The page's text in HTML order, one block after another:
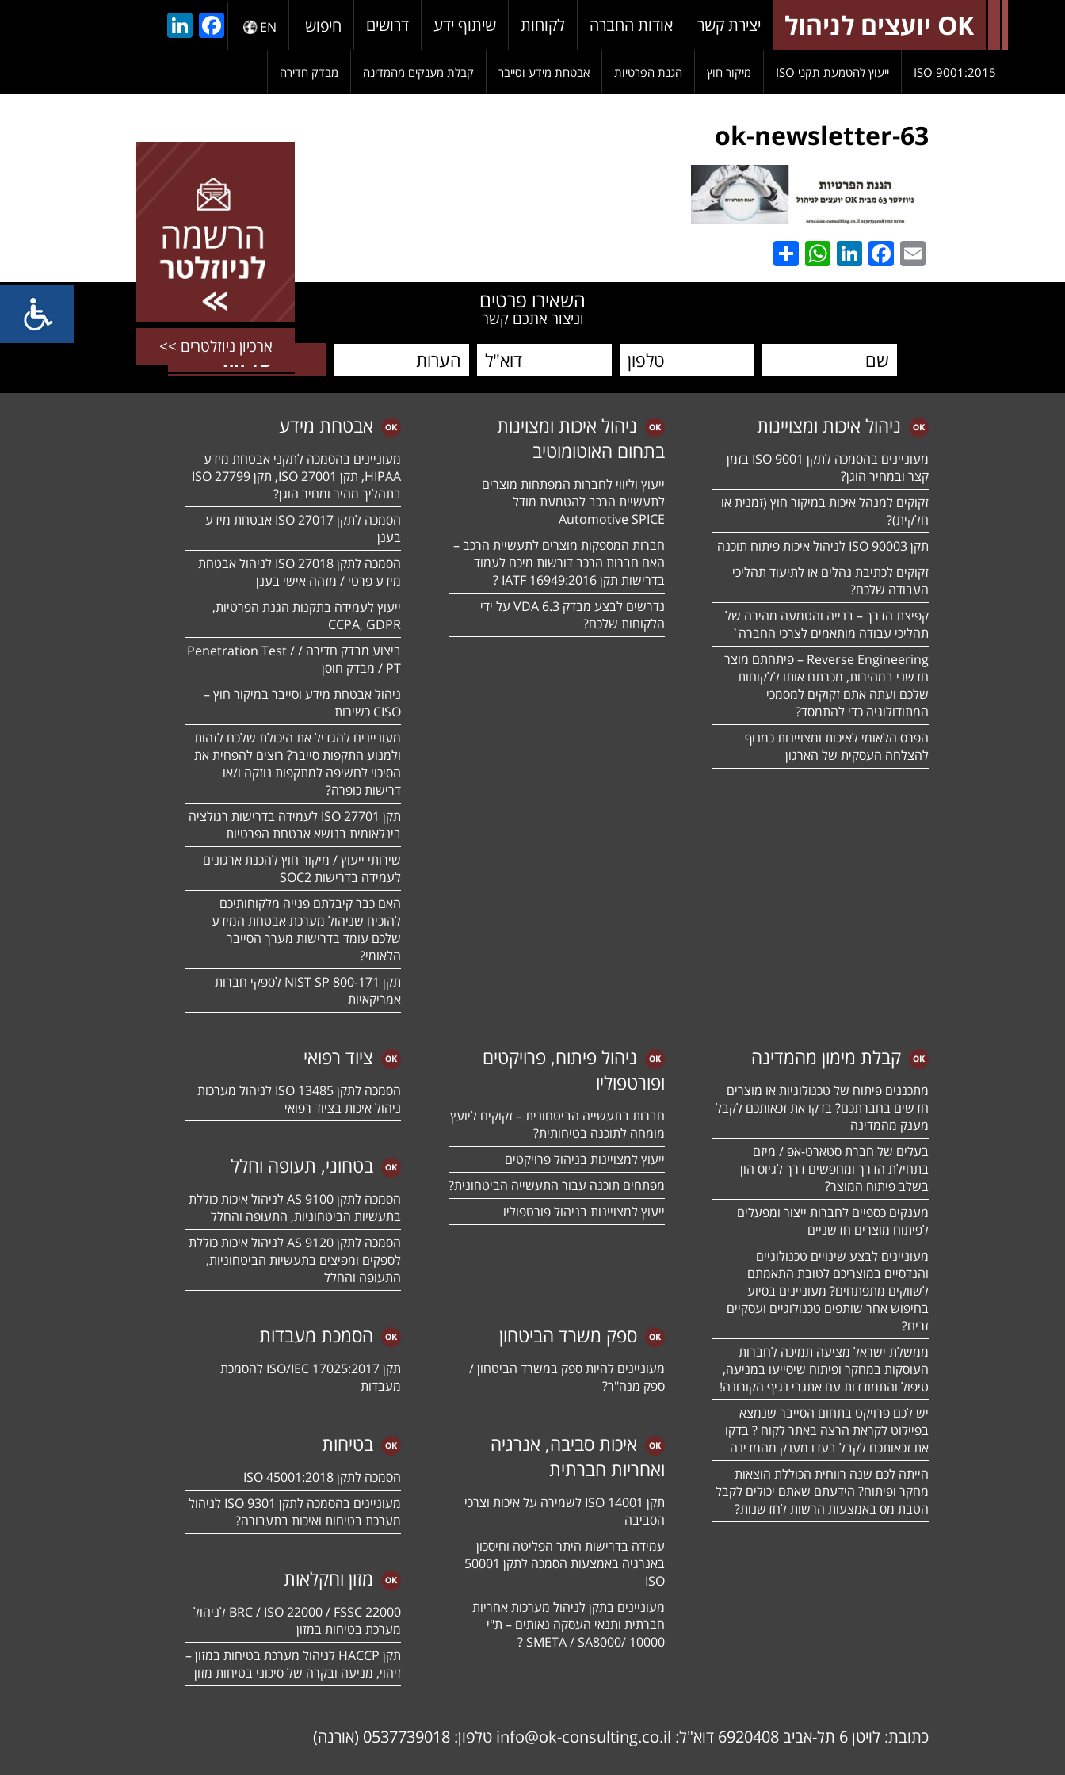
OK יועצים לניהול יצירת קשר אודות החברה לקוחות שיתוף ידע דרושים חיפוש EN
Facebook
9001:2015 ISO ייעוץ להטמעת תקני ISO מיקור חוץ הגנת הפרטיות אבטחת מידע וסייבר קבלת מענקים מהמדינה מבדק חדירה
ok-newsletter-63
Email
Facebook
LinkedIn
WhatsApp
ארכיון ניוזלטרים >>
השאירו פרטים
וניצור אתכם קשר
ניהול איכות ומצויינות
מעוניינים בהסמכה לתקן ISO 9001 בזמן
קצר ובמחיר הוגן?
זקוקים למנהל איכות במיקור חוץ (זמנית או
חלקית)?
תקן ISO 90003 לניהול איכות פיתוח תוכנה
זקוקים לכתיבת נהלים או לתיעוד תהליכי
העבודה שלכם?
קפיצת הדרך – בנייה והטמעה מהירה של
תהליכי עבודה מותאמים לצרכי החברה`
Reverse Engineering – פיתחתם מוצר
חדשני במהירות, מכרתם אותו ללקוחות
שלכם ועתה אתם זקוקים למסמכי
המתודולוגיה כדי להתמסד?
הפרס הלאומי לאיכות ומצויינות כמנוף
להצלחה העסקית של הארגון
ניהול איכות ומצוינות
בתחום האוטומוטיב
ייעוץ וליווי לחברות המפתחות מוצרים
לתעשיית הרכב להטמעת מודל
Automotive SPICE
חברות המספקות מוצרים לתעשיית הרכב –
האם חברות הרכב דורשות מיכם לעמוד
בדרישות תקן 16949:2016 IATF ?
נדרשים לבצע מבדק VDA 6.3 על ידי
הלקוחות שלכם?
אבטחת מידע
מעוניינים בהסמכה לתקני אבטחת מידע
בתהליך מהיר ומחיר הוגן?
הסמכה לתקן 27017 ISO אבטחת מידע
בענן
הסמכה לתקן ISO 27018 לניהול אבטחת
מידע פרטי / מזהה אישי בענן
ייעוץ לעמידה בתקנות הגנת הפרטיות,
CCPA, GDPR
ביצוע מבדק חדירה / Penetration Test /
PT / מבדק חוסן
ניהול אבטחת מידע וסייבר במיקור חוץ –
CISO כשירות
מעוניינים להגדיל את היכולת שלכם לזהות
ולמנוע התקפות סייבר? רוצים להפחית את
הסיכוי לחשיפה למתקפות נוזקה ו/או
דרישות כופרה?
תקן 27701 ISO לעמידה בדרישות רגולציה
בינלאומית בנושא אבטחת הפרטיות
שירותי ייעוץ / מיקור חוץ להכנת ארגונים
לעמידה בדרישות SOC2
האם כבר קיבלתם פנייה מלקוחותיכם
להוכיח שניהול מערכת אבטחת המידע
שלכם עומד בדרישות מערך הסייבר
הלאומי?
תקן NIST SP 800-171 לספקי חברות
אמריקאיות
קבלת מימון מהמדינה
מתכננים פיתוח של טכנולוגיות או מוצרים
חדשים בחברתכם? בדקו את זכאותכם לקבל
מענק מהמדינה
בעלים של חברת סטארט-אפ / מיזם
בתחילת הדרך ומחפשים דרך לגיוס הון
בשלב פיתוח המוצר?
מענקים כספיים לחברות ייצור ומפעלים
לפיתוח מוצרים חדשניים
מעוניינים לבצע שינויים טכנולוגיים
והנדסיים במוצריכם לטובת התאמתם
לשווקים מתפתחים? מעוניינים בסיוע
בחיפוש אחר שותפים טכנולוגיים ועסקיים
זרים?
ממשלת ישראל מציעה תמיכה לחברות
העוסקות במחקר ופיתוח שיסייעו במניעה,
טיפול והתמודדות עם אתגרי נגיף הקורונה!
יש לכם פרויקט בתחום הסייבר שנמצא
בפיילוט לקראת הרצה באתר לקוח ? בדקו
את זכאותכם לקבל בעדו מענק מהמדינה
הייתה לכם שנה רווחית הכוללת הוצאות
מחקר ופיתוח? הידעתם שאתם יכולים לקבל
הטבת מס באמצעות הרשות לחדשנות?
ניהול פיתוח, פרויקטים
ופורטפוליו
חברות בתעשייה הביטחונית – זקוקים ליועץ
מומחה לתוכנה בטיחותית?
ייעוץ למצויינות בניהול פרויקטים
מפתחים תוכנה עבור התעשייה הביטחונית?
ייעוץ למצויינות בניהול פורטפוליו
ציוד רפואי
הסמכה לתקן 13485 ISO לניהול מערכות
ניהול איכות בציוד רפואי
בטחוני, תעופה וחלל
הסמכה לתקן 9100 AS לניהול איכות כוללת
בתעשיות הביטחוניות, התעופה והחלל
הסמכה לתקן 9120 AS לניהול איכות כוללת
לספקים ומפיצים בתעשיות הביטחוניות,
התעופה והחלל
ספק משרד הביטחון
מעוניינים להיות ספק במשרד הביטחון /
ספק מנה"ר?
הסמכת מעבדות
תקן ISO/IEC 17025:2017 להסמכת
מעבדות
איכות סביבה, אנרגיה
ואחריות חברתית
תקן ISO 14001 לשמירה על איכות וצרכי
הסביבה
עמידה בדרישות היתר הפליטה וחיסכון
באנרגיה באמצעות הסמכה לתקן 50001
ISO
מעוניינים בתקן לניהול מערכות אחריות
חברתית ותנאי העסקה נאותים – ת"י
10000 /SMETA / SA8000 ?
בטיחות
הסמכה לתקן ISO 45001:2018
מעוניינים בהסמכה לתקן ISO 9301 לניהול
מערכת בטיחות ואיכות בתעבורה?
מזון וחקלאות
BRC / ISO 22000 / FSSC 22000 לניהול
מערכת בטיחות במזון
תקן HACCP לניהול מערכת בטיחות במזון –
זיהוי, מניעה ובקרה של סיכוני בטיחות מזון
כתובת: לויטן 6 תל-אביב 6920408 דוא"ל: info@ok-consulting.co.il טלפון: 0537739018 (אורנה)